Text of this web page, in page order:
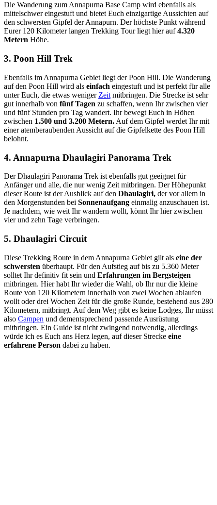
Die Wanderung zum Annapurna Base Camp wird ebenfalls als
mittelschwer eingestuft und bietet Euch einzigartige Aussichten auf
den schwersten Gipfel der Annapurn. Der höchste Punkt während
Eurer 120 Kilometer langen Trekking Tour liegt hier auf4.320
Metern Höhe.
3. Poon Hill Trek
Ebenfalls im Annapurna Gebiet liegt der Poon Hill. Die Wanderung
auf den Poon Hill wird als einfach eingestuft und ist perfekt für alle
unter Euch, die etwas weniger Zeit mitbringen. Die Strecke ist sehr
gut innerhalb von fünf Tagen zu schaffen, wenn Ihr zwischen vier
und fünf Stunden pro Tag wandert. Ihr bewegt Euch in Höhen
zwischen 1.500 und 3.200 Metern. Auf dem Gipfel werdet Ihr mit
einer atemberaubenden Aussicht auf die Gipfelkette des Poon Hill
belohnt.
4. Annapurna Dhaulagiri Panorama Trek
Der Dhaulagiri Panorama Trek ist ebenfalls gut geeignet für
Anfänger und alle, die nur wenig Zeit mitbringen. Der Höhepunkt
dieser Route ist der Ausblick auf den Dhaulagiri, der vor allem in
den Morgenstunden bei Sonnenaufgang einmalig anzuschauen ist.
Je nachdem, wie weit Ihr wandern wollt, könnt Ihr hier zwischen
vier und zehn Tage verbringen.
5. Dhaulagiri Circuit
Diese Trekking Route in dem Annapurna Gebiet gilt als eine der
schwersten überhaupt. Für den Aufstieg auf bis zu 5.360 Meter
solltet Ihr definitiv fit sein und Erfahrungen im Bergsteigen
mitbringen. Hier habt Ihr wieder die Wahl, ob Ihr nur die kleine
Route von 120 Kilometern innerhalb von zwei Wochen ablaufen
wollt oder drei Wochen Zeit für die große Runde, bestehend aus 280
Kilometern, mitbringt. Auf dem Weg gibt es keine Lodges, Ihr müsst
also Campen und dementsprechend passende Ausrüstung
mitbringen. Ein Guide ist nicht zwingend notwendig, allerdings
würde ich es Euch ans Herz legen, auf dieser Strecke eine
erfahrene Person dabei zu haben.